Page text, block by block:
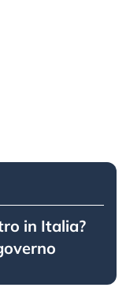
in Italia?